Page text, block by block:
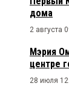
дома
2 августа
Мэрия
центре
28 июля